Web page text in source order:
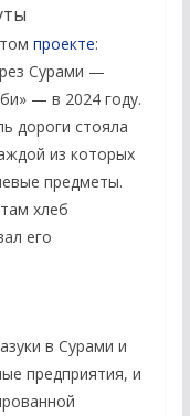
проекте:
Сурами —
— в 2024 году.
дороги стояла
из которых
предметы.
хлеб
его
в Сурами и
предприятия, и